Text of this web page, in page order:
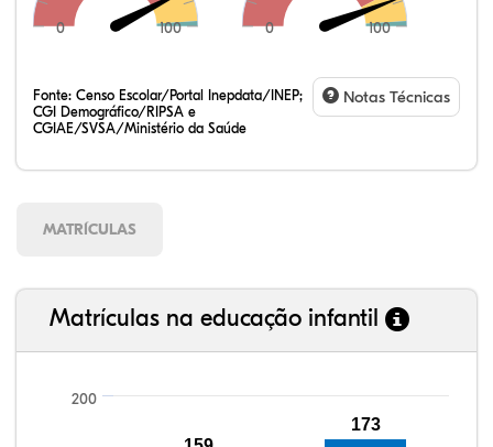
0 100 0 100
Fonte: Censo Escolar/Portal Inepdata/INEP;
CGI Demográfico/RIPSA e
CGIAE/SVSA/Ministério da Saúde
Notas Técnicas
MATRÍCULAS
Matrículas na educação infantil
200
173
106,64%
105,14%
100,00%